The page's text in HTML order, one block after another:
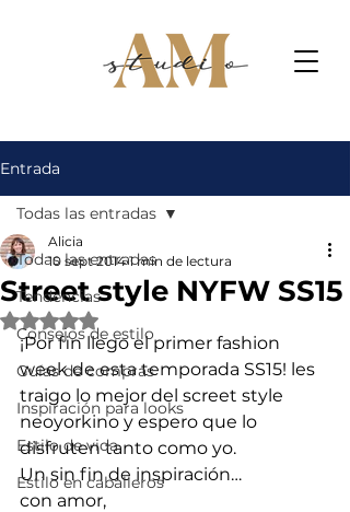
Entrada
Todas las entradas
Tendencias
Consejos de estilo
Guías de compras
Inspiración para looks
Estilo de vida
Estilo en caballeros
Todas las entradas
Street style NYFW SS15
Alicia
10 sept 2014 1 min de lectura
Obtuvo NaN de 5 estrellas.
¡Por fin llego el primer fashion
week de esta temporada SS15! les
traigo lo mejor del screet style
neoyorkino y espero que lo
disfruten tanto como yo.
Un sin fin de inspiración…
con amor,